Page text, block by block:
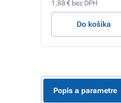
1,88 € bez DPH
Do košíka
Popis a parametre